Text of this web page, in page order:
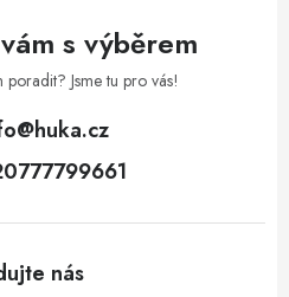
s výběrem
poradit? Jsme tu pro vás!
@huka.cz